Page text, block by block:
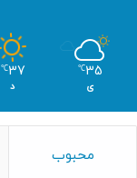
35
℃
ی
37
℃
د
محبوب